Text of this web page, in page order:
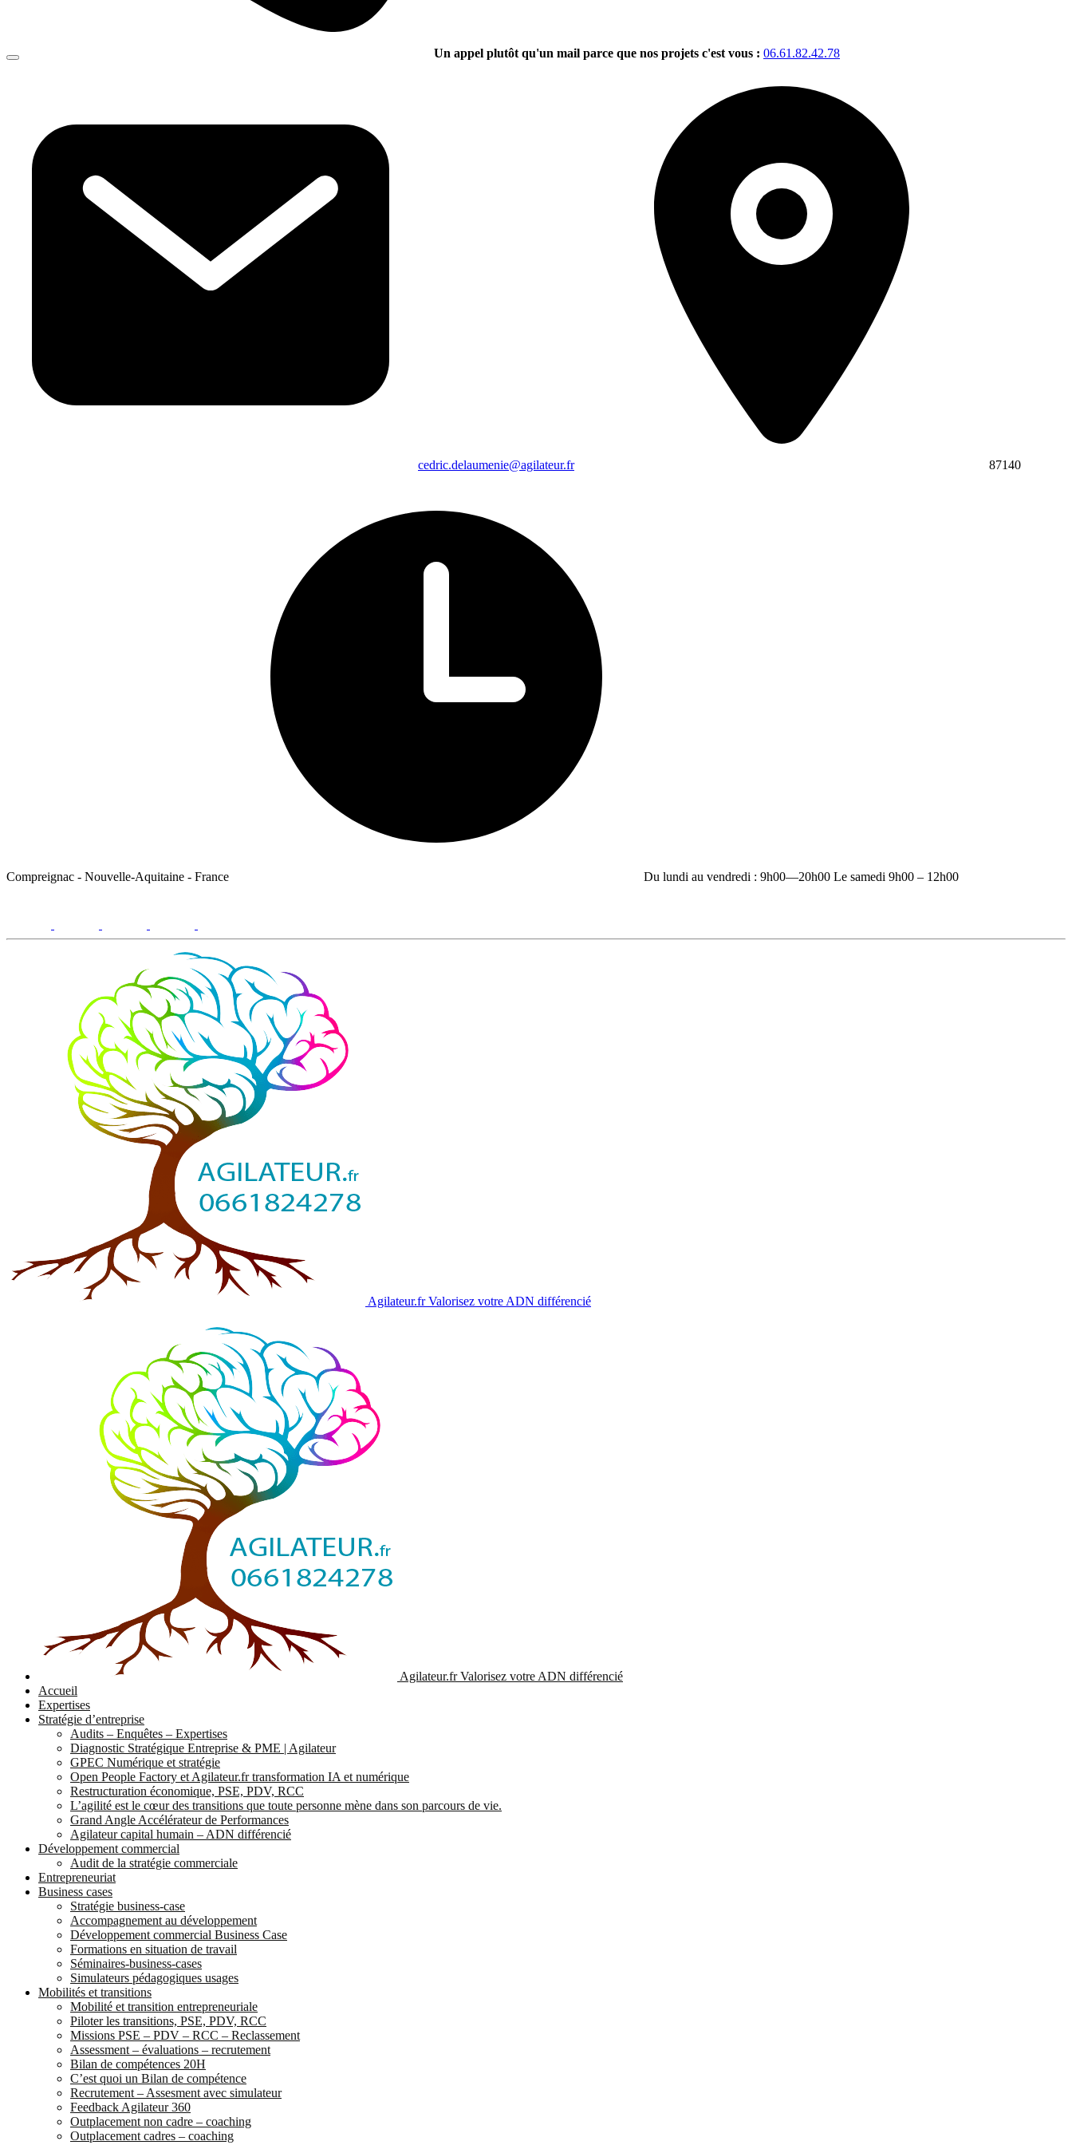
Un appel plutôt qu'un mail parce que nos projets c'est vous : 06.61.82.42.78
cedric.delaumenie@agilateur.fr 87140
Compreignac - Nouvelle-Aquitaine - France
Du lundi au vendredi : 9h00—20h00 Le samedi 9h00 – 12h00
Agilateur.frValorisez votre ADN différencié
Agilateur.frValorisez votre ADN différencié
Accueil
Expertises
Stratégie d’entreprise
Audits – Enquêtes – Expertises
Diagnostic Stratégique Entreprise & PME | Agilateur
GPEC Numérique et stratégie
Open People Factory et Agilateur.fr transformation IA et numérique
Restructuration économique, PSE, PDV, RCC
L’agilité est le cœur des transitions que toute personne mène dans son parcours de vie.
Grand Angle Accélérateur de Performances
Agilateur capital humain – ADN différencié
Développement commercial
Audit de la stratégie commerciale
Entrepreneuriat
Business cases
Stratégie business-case
Accompagnement au développement
Développement commercial Business Case
Formations en situation de travail
Séminaires-business-cases
Simulateurs pédagogiques usages
Mobilités et transitions
Mobilité et transition entrepreneuriale
Piloter les transitions, PSE, PDV, RCC
Missions PSE – PDV – RCC – Reclassement
Assessment – évaluations – recrutement
Bilan de compétences 20H
C’est quoi un Bilan de compétence
Recrutement – Assesment avec simulateur
Feedback Agilateur 360
Outplacement non cadre – coaching
Outplacement cadres – coaching